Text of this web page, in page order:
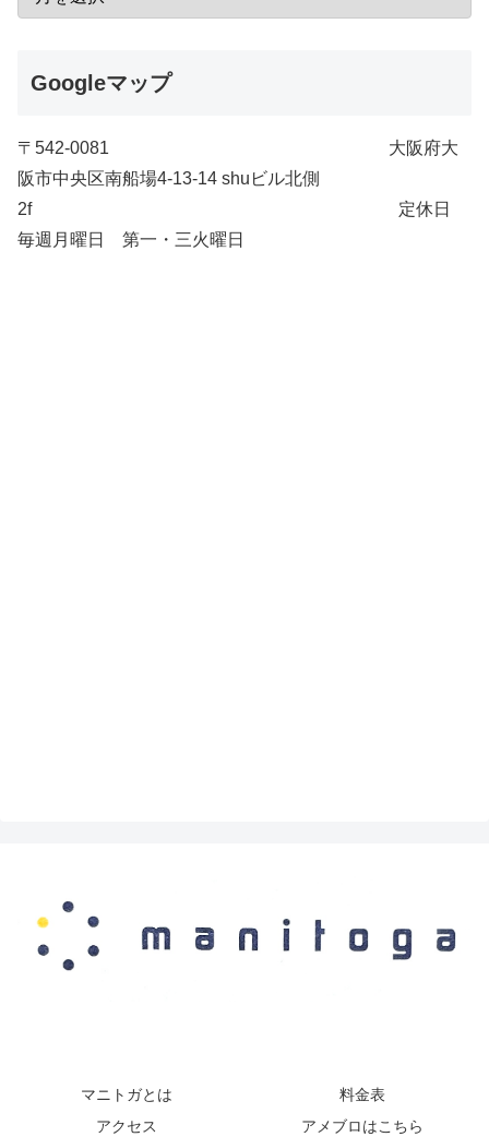
Googleマップ
〒542-0081 大阪府大
阪市中央区南船場4-13-14 shuビル北側
2f 定休日
毎週月曜日 第一・三火曜日
マニトガとは
料金表
アクセス
アメブロはこちら